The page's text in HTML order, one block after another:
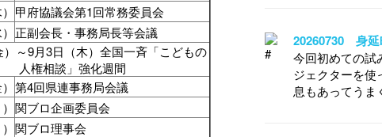
甲府協議会第1回常務委員会
正副会長・事務局長等会議
）～9月3日（木）全国一斉「こどもの
人権相談」強化週間
第4回県連事務局会議
関ブロ企画委員会
関ブロ理事会
20260730 身
今回初めての試
ジェクターを使
息もあってうま